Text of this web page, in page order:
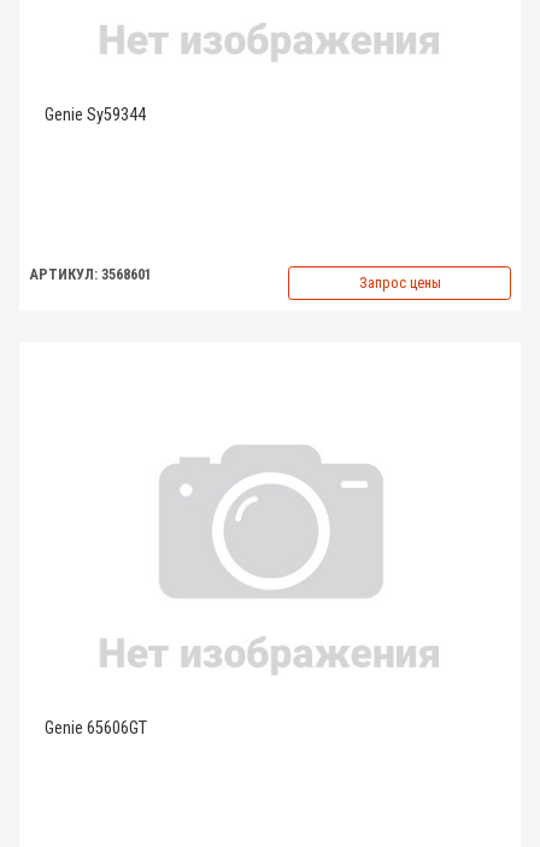
Genie Sy59344
АРТИКУЛ: 3568601 Запрос цены
Genie 65606GT